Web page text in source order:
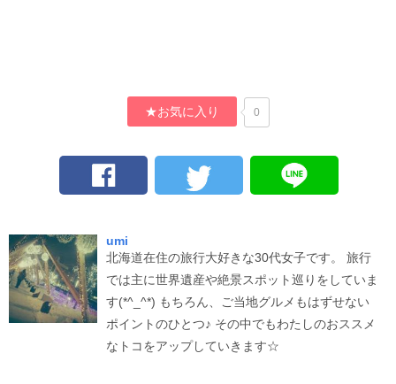
★お気に入り 0
umi
北海道在住の旅行大好きな30代女子です。 旅行
では主に世界遺産や絶景スポット巡りをしていま
す(*^_^*) もちろん、ご当地グルメもはずせない
ポイントのひとつ♪ その中でもわたしのおススメ
なトコをアップしていきます☆